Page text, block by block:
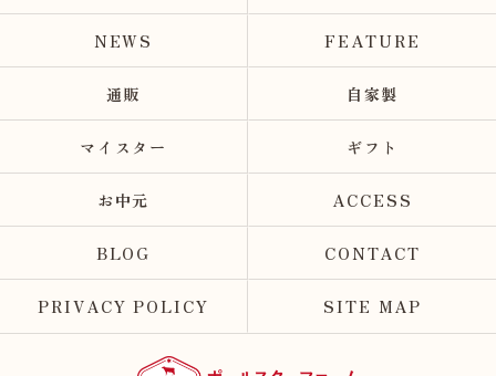
NEWS FEATURE
通販 自家製
マイスター ギフト
お中元 ACCESS
BLOG CONTACT
PRIVACY POLICY SITE MAP